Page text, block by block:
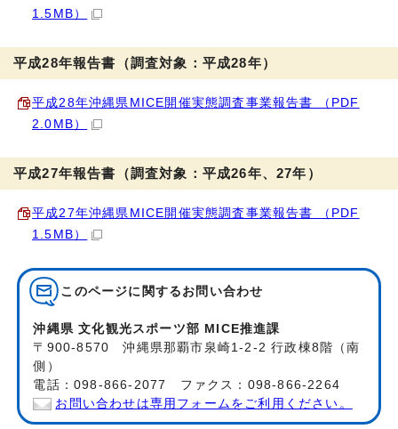
1.5MB）
平成28年報告書（調査対象：平成28年）
平成28年沖縄県MICE開催実態調査事業報告書 （PDF
2.0MB）
平成27年報告書（調査対象：平成26年、27年）
平成27年沖縄県MICE開催実態調査事業報告書 （PDF
1.5MB）
このページに関する お問い合わせ
沖縄県 文化観光スポーツ部 MICE推進課
〒900-8570 沖縄県那覇市泉崎1-2-2 行政棟8階（南
側）
電話：098-866-2077 ファクス：098-866-2264
お問い合わせは専用フォームをご利用ください。